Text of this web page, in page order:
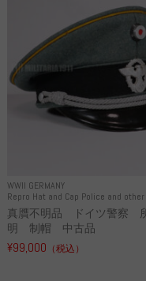
WWII GERMANY
Repro Hat and Cap Police and other
真贋不明品 ドイツ警察
明 制帽 中古品
¥99,000 （税込）